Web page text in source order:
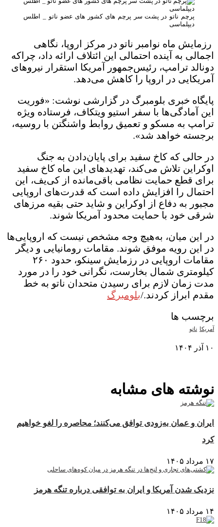
پرچم ناتو در پشت سر پرچم های کشور های عضو ناتو _ اطلس
دیپلماسی
رزمایش ماه نوامبر ناتو در مرکز اروپا، نگاهی
اجمالی به آینده احتمالی این ائتلاف ارائه داد، چراکه
دونالد ترامپ، رئیس‌جمهور آمریکا استقرار نیروهای
آمریکایی در اروپا را کاهش می‌دهد.
پایگاه خبری بلومبرگ در گزارشی نوشت: «فوریت
این آمادگی‌ها با سفر استیو ویتکاف، فرستاده ویژه
ترامپ به مسکو و تعمیق روابط واشنگتن با روسیه،
برجسته خواهد شد».
در حالی که کاخ سفید برای پایان‌دادن به جنگ
اوکراین تلاش می‌کند، تهدیدهای این ماه کاخ سفید
برای قطع حمایت نظامی باقی‌مانده از کی‌یف، این
احتمال را افزایش داده است که قدرت‌های اروپایی
مجبور به دفاع از اوکراین و شاید حتی بقیه مرزهای
شرقی خود با حمایت محدود آمریکا شوند.
در این میان، به‌هیچ وجه مشخص نیست که اروپایی‌ها
در این رویه موفق شوند. مقامات رومانیایی و دیگر
مقامات اروپایی در رزمایش سینکو، حدود ۲۶۰
کیلومتری شمال بخارست، نگرانی خود را در مورد
مدت زمان لازم برای رسیدن متحدان ناتو به خط
مقدم ابراز کردند./بلومبرگ
برچسب ها
آمریکا ناتو
۱۰ آذر ۱۴۰۴
نوشته های مشابه
ایران و عمان به‌زودی توافق می‌کنند؛ محاصره را لغو خواهیم
کرد
۱۷ مرداد ۱۴۰۵
نزدیک شدن آمریکا و ایران به توافقی درباره تنگه هرمز
۱۴ مرداد ۱۴۰۵